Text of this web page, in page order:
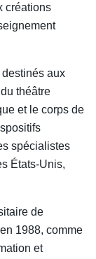
créations
destinés aux
théâtre
et le corps de
spécialistes
États-Unis,
de
1988, comme
et